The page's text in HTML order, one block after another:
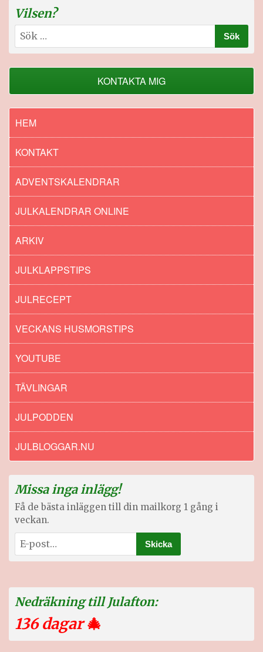
Vilsen?
Sök
efter:
KONTAKTA MIG
HEM
KONTAKT
ADVENTSKALENDRAR
JULKALENDRAR ONLINE
ARKIV
JULKLAPPSTIPS
JULRECEPT
VECKANS HUSMORSTIPS
YOUTUBE
TÄVLINGAR
JULPODDEN
JULBLOGGAR.NU
Missa inga inlägg!
Få de bästa inläggen till din mailkorg 1 gång i
veckan.
Nedräkning till Julafton:
136 dagar🎄